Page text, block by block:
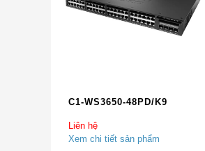
C1-WS3650-48PD/K9
Liên hệ
Xem chi tiết sản phẩm